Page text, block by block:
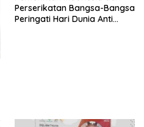
Perserikatan Bangsa-Bangsa
Peringati Hari Dunia Anti